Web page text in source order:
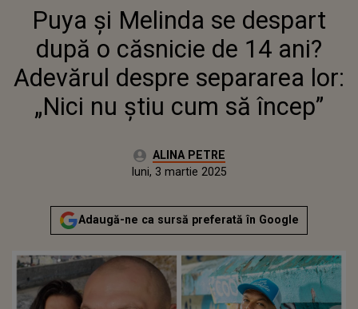
DUPĂ O CĂSNICIE DE 14 ANI?
ADEVĂRUL DESPRE SEPARAREA
LOR: „NICI NU ȘTIU CUM SĂ
ÎNCEP”
Puya și Melinda se despart
după o căsnicie de 14 ani?
Adevărul despre separarea lor:
„Nici nu știu cum să încep”
Autor:ALINA PETRE
Actualizat:
luni, 3 martie 2025
Adaugă-ne ca sursă preferată în Google